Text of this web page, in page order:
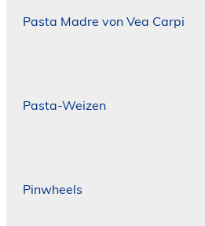
Pasta Madre von Vea Carpi
Pasta-Weizen
Pinwheels